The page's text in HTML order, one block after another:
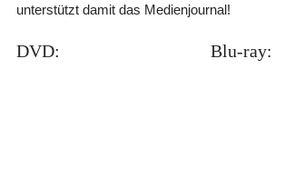
unterstützt damit das Medienjournal!
DVD: Blu-ray: